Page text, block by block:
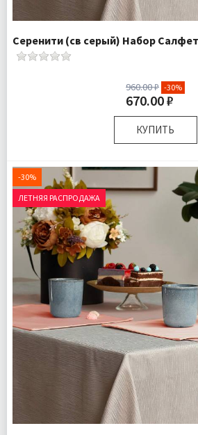
Серенити (св серый) Набор
960.00 ₽ -30%
670.00 ₽
КУПИТЬ
Комплектация:
Доставка:
-30%
ЛЕТНЯЯ РАСПРОДАЖА